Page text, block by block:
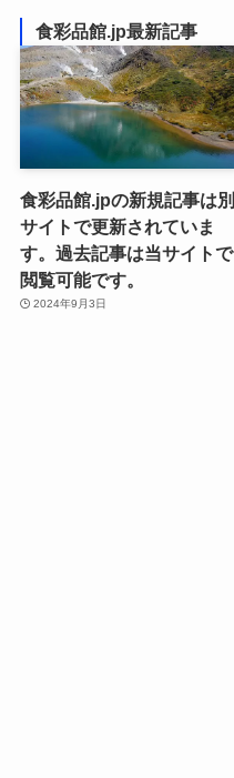
食彩品館.jp最新記事
食彩品館.jpの新規記事は別
サイトで更新されていま
す。過去記事は当サイトで
閲覧可能です。
2024年9月3日